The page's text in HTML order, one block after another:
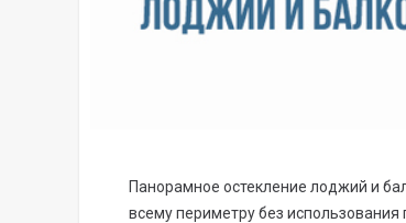
Панорамное остекление лоджий и
всему периметру без использования